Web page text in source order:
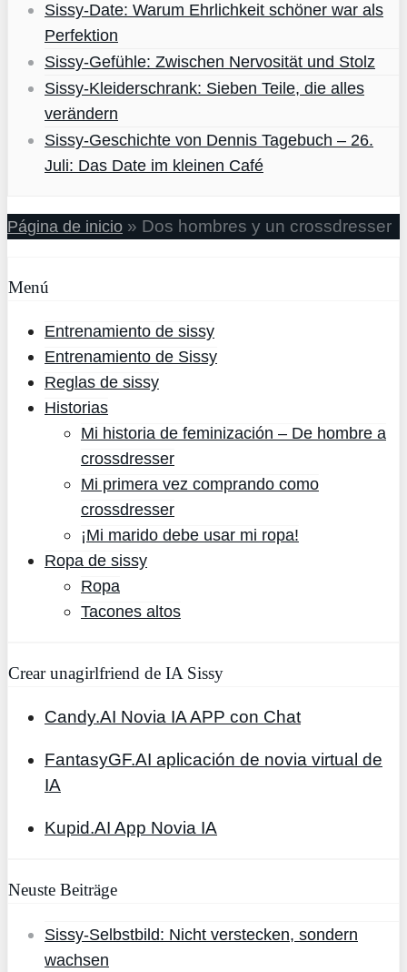
Sissy-Date: Warum Ehrlichkeit schöner war als
Perfektion
Sissy-Gefühle: Zwischen Nervosität und Stolz
Sissy-Kleiderschrank: Sieben Teile, die alles
verändern
Sissy-Geschichte von Dennis Tagebuch – 26.
Juli: Das Date im kleinen Café
Página de inicio » Dos hombres y un crossdresser
Menú
Entrenamiento de sissy
Entrenamiento de Sissy
Reglas de sissy
Historias
Mi historia de feminización – De hombre a
crossdresser
Mi primera vez comprando como
crossdresser
¡Mi marido debe usar mi ropa!
Ropa de sissy
Ropa
Tacones altos
Crear unagirlfriend de IA Sissy
Candy.AI Novia IA APP con Chat
FantasyGF.AI aplicación de novia virtual de
IA
Kupid.AI App Novia IA
Neuste Beiträge
Sissy-Selbstbild: Nicht verstecken, sondern
wachsen